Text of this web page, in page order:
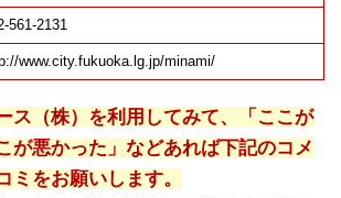
561-2131
www.city.fukuoka.lg.jp/minami/
ス（株）を利用してみて、「ここが
が悪かった」などあれば下記のコメ
ミをお願いします。